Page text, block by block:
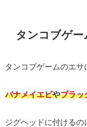
タンコブゲ
タンコブゲームのエサ
バナメイエビやブラッ
ジグヘッドに付ける